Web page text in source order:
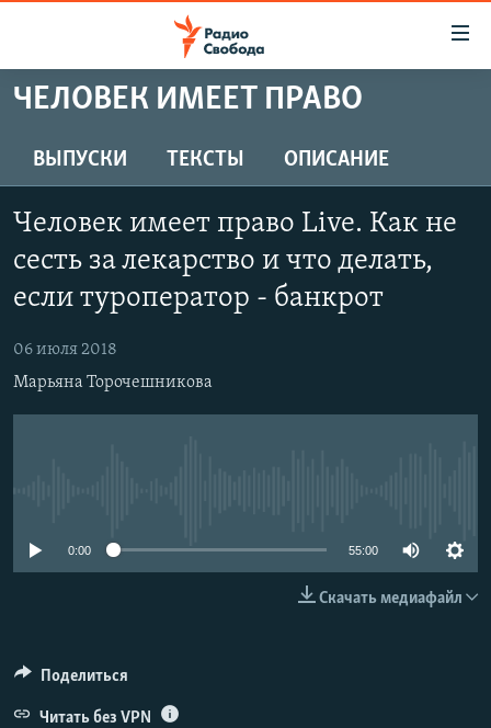
упрощенного
Вернуться
к
основному
Вернутся
навигации
Вернутся
ПОДКАСТЫ
ЦИТАТЫ СВОБОДЫ
МНЕНИЯ
КУЛЬТУРА
IDEL.РЕАЛИИ
КАВКАЗ.РЕАЛИИ
ПОДПИШИТЕСЬ НА РАССЫЛКУ
ЧЕЛОВЕК ИМЕЕТ ПРАВО
ВЫПУСКИ ТЕКСТЫ ОПИСАНИЕ
Человек имеет право Live. Как не
сесть за лекарство и что делать,
если туроператор - банкрот
06 июля 2018
Марьяна Торочешникова
0:00 55:00
Скачать медиафайл
Поделиться
Читать без VPN